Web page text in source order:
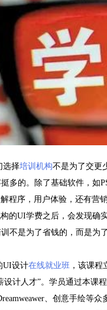
选择培训机构不是为了交更
多的。除了基础软件，如
程序，用户体验，还有
的UI学费之后，会发现确
不是为了省钱的，而是为
UI设计在线就业班 ，该课程
设计人才”。学员通过本课
、创意手绘等众